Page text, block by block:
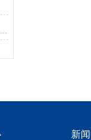
200进行准确测量？
新